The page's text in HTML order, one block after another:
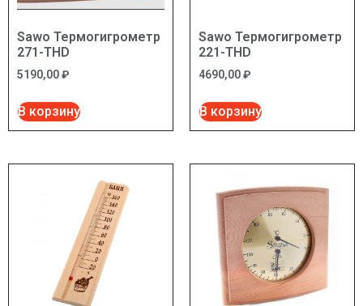
Sawo Термогигрометр
271-THD
5190,00₽
В корзину
Sawo Термогигрометр
221-THD
4690,00₽
В корзину